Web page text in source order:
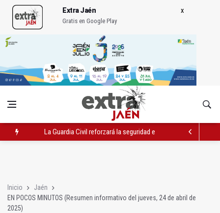
Extra Jaén
Gratis en Google Play
La Guardia Civil reforzará la seguridad el 12 de agosto por el
Inicio
Jaén
EN POCOS MINUTOS (Resumen informativo del jueves, 24 de abril de
2025)